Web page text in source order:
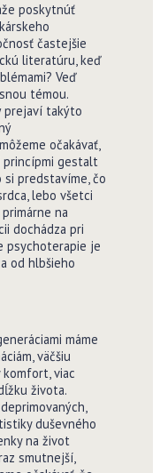
poskytnúť
častejšie
literatúru, keď
Veď
témou.
prejaví takýto
očakávať,
princípmi gestalt
predstavíme, čo
lebo všetci
na
dochádza pri
psychoterapie je
od hlbšieho
máme
väčšiu
viac
života.
duševného
na život
smutnejší,